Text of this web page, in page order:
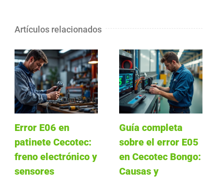
Artículos relacionados
Error E06 en
patinete Cecotec:
freno electrónico y
sensores
Guía completa
sobre el error E05
en Cecotec Bongo:
Causas y